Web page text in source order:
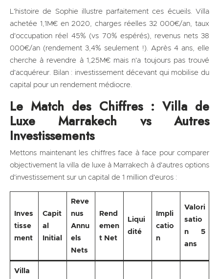
L'histoire de Sophie illustre parfaitement ces écueils. Villa
achetée 1,1M€ en 2020, charges réelles 32 000€/an, taux
d'occupation réel 45% (vs 70% espérés), revenus nets 38
000€/an (rendement 3,4% seulement !). Après 4 ans, elle
cherche à revendre à 1,25M€ mais n'a toujours pas trouvé
d'acquéreur. Bilan : investissement décevant qui mobilise du
capital pour un rendement médiocre.
Le Match des Chiffres : Villa de
Luxe Marrakech vs Autres
Investissements
Mettons maintenant les chiffres face à face pour comparer
objectivement la villa de luxe à Marrakech à d'autres options
d'investissement sur un capital de 1 million d'euros :
Inves
tisse
ment
Capit
al
Initial
Reve
nus
Annu
els
Nets
Rend
emen
t Net
Liqui
dité
Impli
catio
n
Valori
satio
n 5
ans
Villa